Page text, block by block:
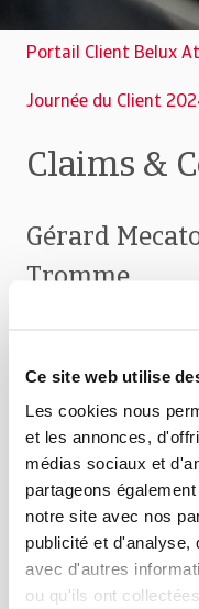
Ce site web utilise
Les cookies nous
et les annonces,
médias sociaux et
partageons
notre site avec nos
publicité et d'analyse,
avec d'autres
ou qu'ils ont
Portail Client Belux
Journée du Client
Claims &
Gérard
Tromme
et quand ? Quelles
notre service